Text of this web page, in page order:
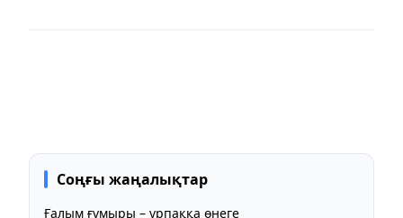
Соңғы жаңалықтар
Ғалым ғұмыры – ұрпаққа өнеге